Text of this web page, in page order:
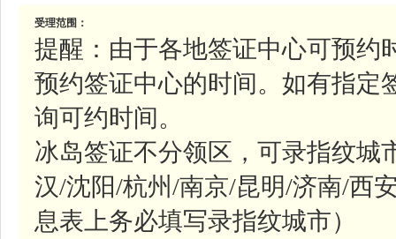
受理范围：
提醒：由于各地签证中心可预约
预约签证中心的时间。如有指定
询可约时间。
冰岛签证不分领区，可录指纹城
汉/沈阳/杭州/南京/昆明/济南/西
息表上务必填写录指纹城市）